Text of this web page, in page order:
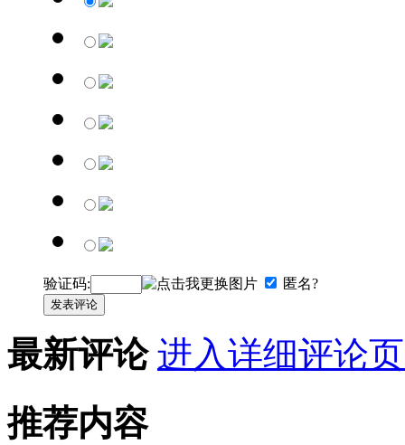
验证码: 匿名?
发表评论
最新评论 进入详细评论
推荐内容